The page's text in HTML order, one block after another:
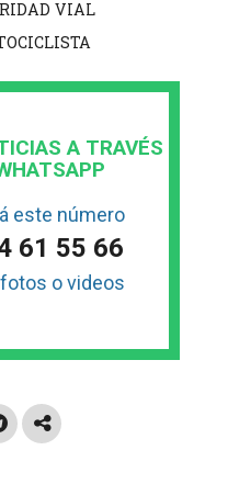
VIAL
A TRAVÉS
este número
61 55 66
o videos